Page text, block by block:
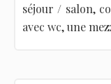
séjour / salon,
avec wc, une